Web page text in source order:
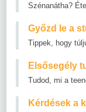
Szénanátha?
Győzd le a
Tippek, hogy
Elsősegély
Tudod, mi a
Kérdések a